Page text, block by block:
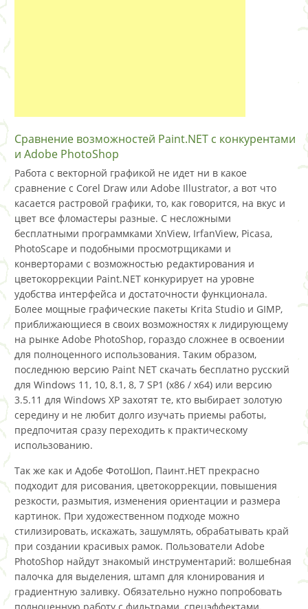
Сравнение возможностей Paint.NET с конкурентами
и Adobe PhotoShop
Работа с векторной графикой не идет ни в какое
сравнение с Corel Draw или Adobe Illustrator, а вот что
касается растровой графики, то, как говорится, на вкус и
цвет все фломастеры разные. С несложными
бесплатными программками XnView, IrfanView, Picasa,
PhotoScape и подобными просмотрщиками и
конверторами с возможностью редактирования и
цветокоррекции Paint.NET конкурирует на уровне
удобства интерфейса и достаточности функционала.
Более мощные графические пакеты Krita Studio и GIMP,
приближающиеся в своих возможностях к лидирующему
на рынке Adobe PhotoShop, гораздо сложнее в освоении
для полноценного использования. Таким образом,
последнюю версию Paint NET скачать бесплатно русский
для Windows 11, 10, 8.1, 8, 7 SP1 (x86 / x64) или версию
3.5.11 для Windows XP захотят те, кто выбирает золотую
середину и не любит долго изучать приемы работы,
предпочитая сразу переходить к практическому
использованию.
Так же как и Адобе ФотоШоп, Паинт.НЕТ прекрасно
подходит для рисования, цветокоррекции, повышения
резкости, размытия, изменения ориентации и размера
картинок. При художественном подходе можно
стилизировать, искажать, зашумлять, обрабатывать край
при создании красивых рамок. Пользователи Adobe
PhotoShop найдут знакомый инструментарий: волшебная
палочка для выделения, штамп для клонирования и
градиентную заливку. Обязательно нужно попробовать